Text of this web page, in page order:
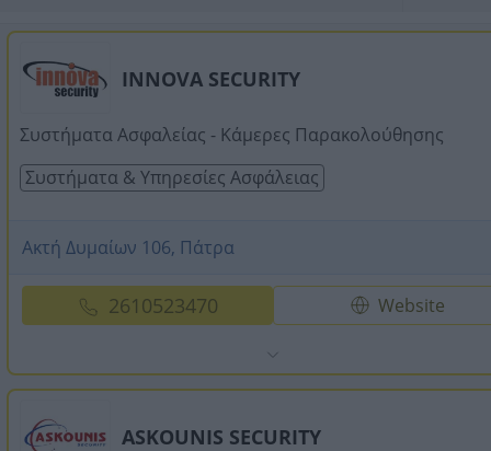
INNOVA SECURITY
Συστήματα Ασφαλείας - Κάμερες Παρακολούθησης
Συστήματα & Υπηρεσίες Ασφάλειας
Ακτή Δυμαίων 106, Πάτρα
2610523470 Website
ASKOUNIS SECURITY